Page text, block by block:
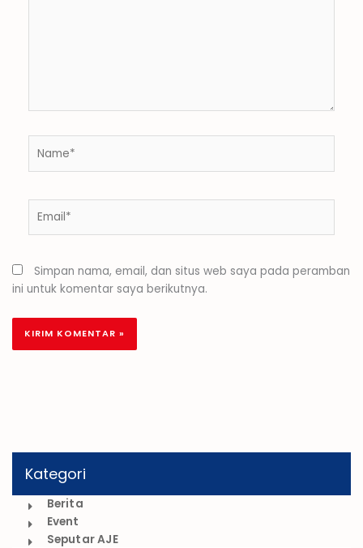
Simpan nama, email, dan situs web saya pada peramban
ini untuk komentar saya berikutnya.
Kategori
Berita
Event
Seputar AJE